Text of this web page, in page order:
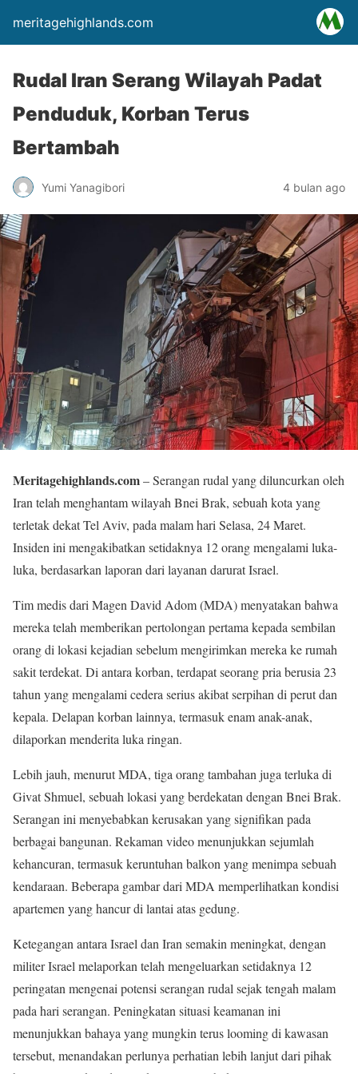
meritagehighlands.com
Rudal Iran Serang Wilayah Padat
Penduduk, Korban Terus
Bertambah
Yumi Yanagibori 4 bulan ago
Meritagehighlands.com– Serangan rudal yang diluncurkan oleh
Iran telah menghantam wilayah Bnei Brak, sebuah kota yang
terletak dekat Tel Aviv, pada malam hari Selasa, 24 Maret.
Insiden ini mengakibatkan setidaknya 12 orang mengalami luka-
luka, berdasarkan laporan dari layanan darurat Israel.
Tim medis dari Magen David Adom (MDA) menyatakan bahwa
mereka telah memberikan pertolongan pertama kepada sembilan
orang di lokasi kejadian sebelum mengirimkan mereka ke rumah
sakit terdekat. Di antara korban, terdapat seorang pria berusia 23
tahun yang mengalami cedera serius akibat serpihan di perut dan
kepala. Delapan korban lainnya, termasuk enam anak-anak,
dilaporkan menderita luka ringan.
Lebih jauh, menurut MDA, tiga orang tambahan juga terluka di
Givat Shmuel, sebuah lokasi yang berdekatan dengan Bnei Brak.
Serangan ini menyebabkan kerusakan yang signifikan pada
berbagai bangunan. Rekaman video menunjukkan sejumlah
kehancuran, termasuk keruntuhan balkon yang menimpa sebuah
kendaraan. Beberapa gambar dari MDA memperlihatkan kondisi
apartemen yang hancur di lantai atas gedung.
Ketegangan antara Israel dan Iran semakin meningkat, dengan
militer Israel melaporkan telah mengeluarkan setidaknya 12
peringatan mengenai potensi serangan rudal sejak tengah malam
pada hari serangan. Peningkatan situasi keamanan ini
menunjukkan bahaya yang mungkin terus looming di kawasan
tersebut, menandakan perlunya perhatian lebih lanjut dari pihak